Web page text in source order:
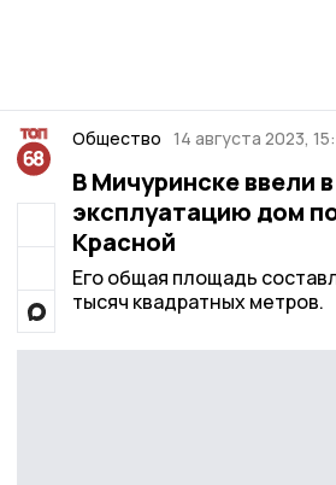
Общество 14 августа 2023,
В Мичуринске ввели в
эксплуатацию дом
Красной
Его общая площадь
тысяч квадратных метров.